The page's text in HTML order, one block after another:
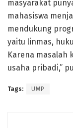
masyarakat
mahasiswa
mendukung
yaitu linmas,
Karena masalah
usaha pribadi,”
Tags: UMP